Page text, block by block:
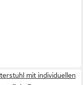
mit individuellen